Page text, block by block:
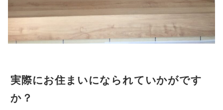
実際にお住まいになられていかがです
か？